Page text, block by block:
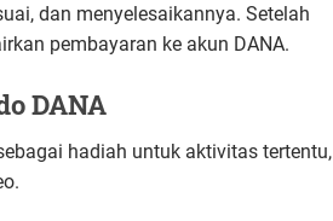
dan menyelesaikannya. Setelah
pembayaran ke akun DANA.
DANA
hadiah untuk aktivitas tertentu,